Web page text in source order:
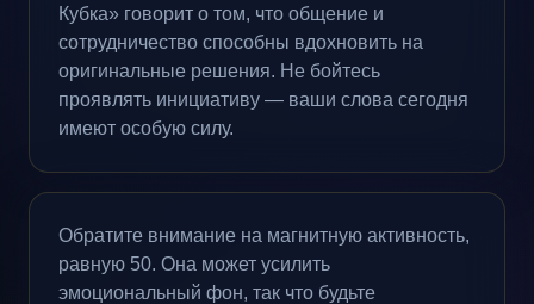
Кубка» говорит о том, что общение и
сотрудничество способны вдохновить на
оригинальные решения. Не бойтесь
проявлять инициативу — ваши слова сегодня
имеют особую силу.
Обратите внимание на магнитную активность,
равную 50. Она может усилить
эмоциональный фон, так что будьте